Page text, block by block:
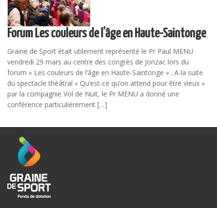
Forum Les couleurs de l’âge en Haute-Saintonge
Graine de Sport était utilement représenté le Pr Paul MENU
vendredi 29 mars au centre des congrès de Jonzac lors du
forum « Les couleurs de l’âge en Haute-Saintonge » . A la suite
du spectacle théâtral « Qu’est-ce qu’on attend pour être vieux »
par la compagnie Vol de Nuit, le Pr MENU a donné une
conférence particulièrement […]